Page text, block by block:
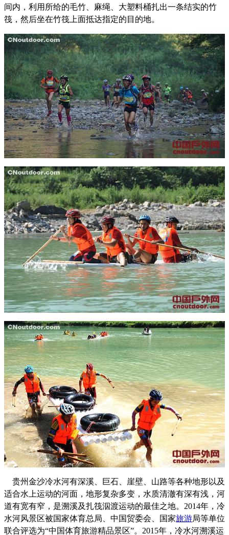
间内，利用所给的毛竹、麻绳、大塑料桶扎出一条结实的竹
筏，然后坐在竹筏上面抵达指定的目的地。
贵州金沙冷水河有深溪、巨石、崖壁、山路等各种地形以及
适合水上运动的河面，地形复杂多变，水质清澈有深有浅，河
道有宽有窄，是溯溪及扎筏泅渡运动的最佳之地。2014年，冷
水河风景区被国家体育总局、中国贸委会、国家旅游局等单位
联合评选为“中国体育旅游精品景区”。2015年，冷水河溯溪运